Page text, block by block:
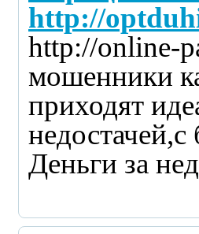
http://
http://online-
мошенники
приходят
Деньги за